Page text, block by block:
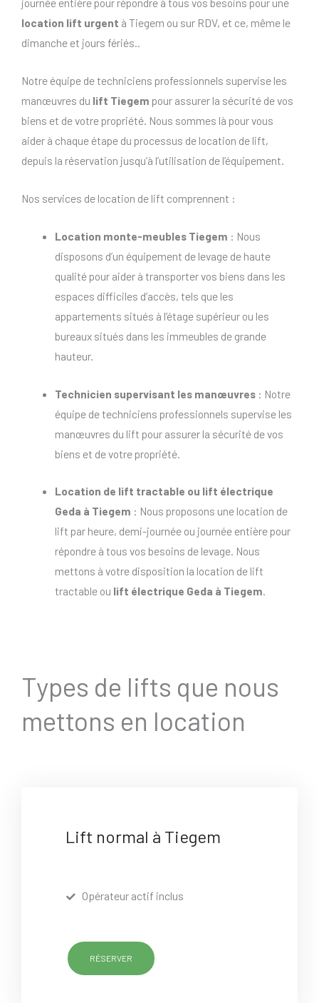
journée entière pour répondre à tous vos besoins pour une
location lift urgent à Tiegem ou sur RDV, et ce, même le
dimanche et jours fériés..
Notre équipe de techniciens professionnels supervise les
manœuvres du lift Tiegem pour assurer la sécurité de vos
biens et de votre propriété. Nous sommes là pour vous
aider à chaque étape du processus de location de lift,
depuis la réservation jusqu’à l’utilisation de l’équipement.
Nos services de location de lift comprennent :
Location monte-meubles Tiegem : Nous
disposons d’un équipement de levage de haute
qualité pour aider à transporter vos biens dans les
espaces difficiles d’accès, tels que les
appartements situés à l’étage supérieur ou les
bureaux situés dans les immeubles de grande
hauteur.
Technicien supervisant les manœuvres: Notre
équipe de techniciens professionnels supervise les
manœuvres du lift pour assurer la sécurité de vos
biens et de votre propriété.
Location de lift tractable ou lift électrique
Geda à Tiegem : Nous proposons une location de
lift par heure, demi-journée ou journée entière pour
répondre à tous vos besoins de levage. Nous
mettons à votre disposition la location de lift
tractable ou lift électrique Geda à Tiegem.
Types de lifts que nous
mettons en location
Lift normal à Tiegem
Opérateur actif inclus
RÉSERVER